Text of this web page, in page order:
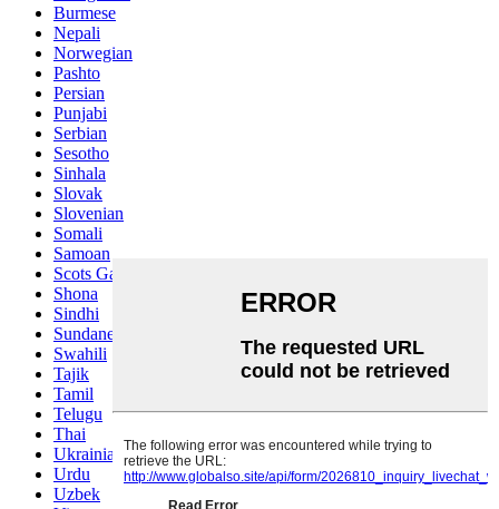
Burmese
Nepali
Norwegian
Pashto
Persian
Punjabi
Serbian
Sesotho
Sinhala
Slovak
Slovenian
Somali
Samoan
Scots Gaelic
Shona
Sindhi
Sundanese
Swahili
Tajik
Tamil
Telugu
Thai
Ukrainian
Urdu
Uzbek